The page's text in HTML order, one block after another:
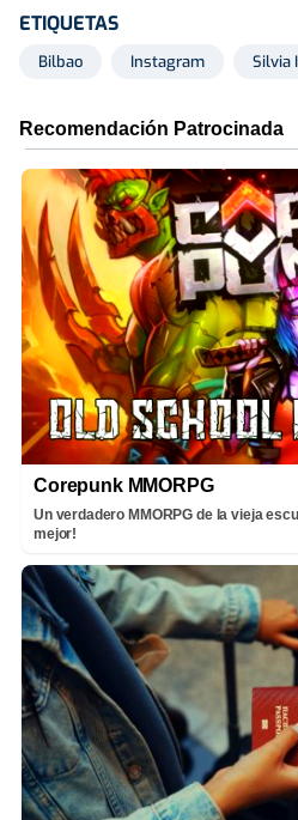
ETIQUETAS
Bilbao Instagram Silvia
Corepunk MMORPG
Un verdadero MMORPG de la vieja
mejor!